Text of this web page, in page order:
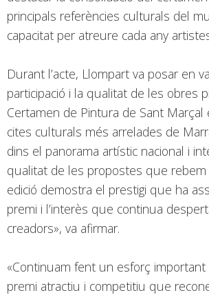
principals referències culturals del
capacitat per atreure cada any
Durant l’acte, Llompart va posar en
participació i la qualitat de les obres
Certamen de Pintura de Sant Marçal
cites culturals més arrelades de
dins el panorama artístic nacional i
qualitat de les propostes que rebem
edició demostra el prestigi que ha
premi i l’interès que continua
creadors», va afirmar.
«Continuam fent un esforç
premi atractiu i competitiu que